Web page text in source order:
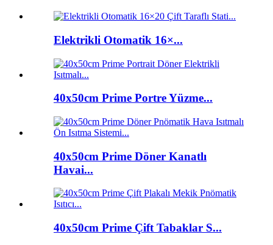
Elektrikli Otomatik 16×...
40x50cm Prime Portre Yüzme...
40x50cm Prime Döner Kanatlı
Havai...
40x50cm Prime Çift Tabaklar S...